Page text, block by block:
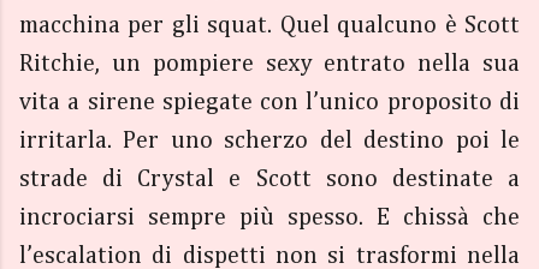
macchina per gli squat. Quel qualcuno è Scott
Ritchie, un pompiere sexy entrato nella sua
vita a sirene spiegate con l’unico proposito di
irritarla. Per uno scherzo del destino poi le
strade di Crystal e Scott sono destinate a
incrociarsi sempre più spesso. E chissà che
l’escalation di dispetti non si trasformi nella